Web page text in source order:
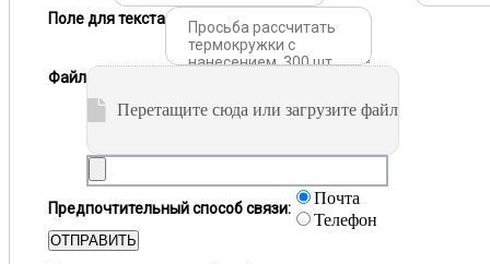
Поле для текста
Файл
Перетащите сюда или загрузите файл
Предпочтительный способ связи:
Почта
Телефон
ОТПРАВИТЬ